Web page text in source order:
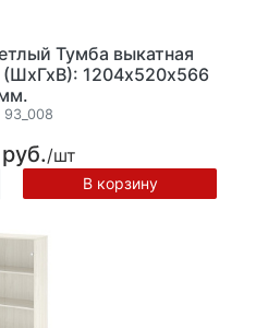
Тумба выкатная
1204х520х566
93_008
/шт
В корзину